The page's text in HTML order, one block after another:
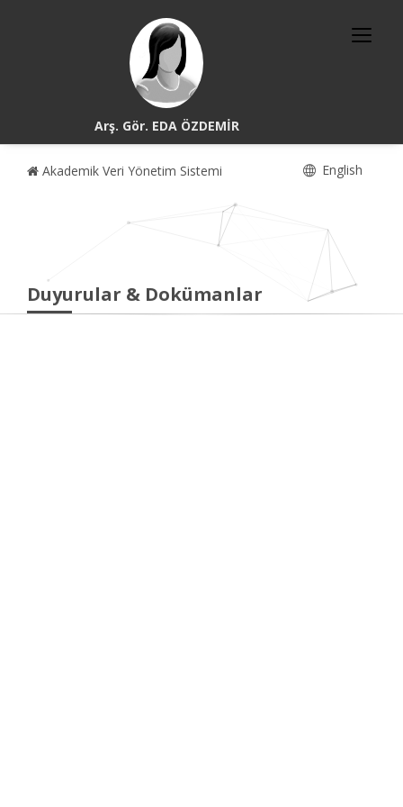
Arş. Gör. EDA ÖZDEMİR
Akademik Veri Yönetim Sistemi English
Duyurular & Dokümanlar